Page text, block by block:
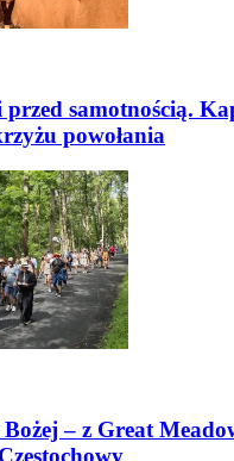
samotnością.
powołania
– z Great